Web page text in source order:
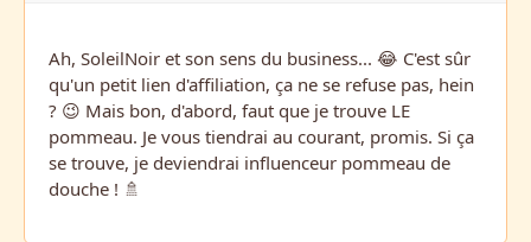
Ah, SoleilNoir et son sens du business... 😂 C'est sûr
qu'un petit lien d'affiliation, ça ne se refuse pas, hein
? 😉 Mais bon, d'abord, faut que je trouve LE
pommeau. Je vous tiendrai au courant, promis. Si ça
se trouve, je deviendrai influenceur pommeau de
douche ! 🚿